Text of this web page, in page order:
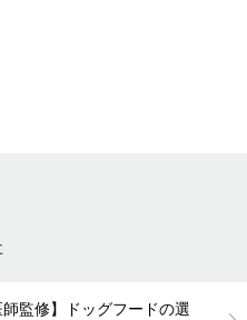
師監修】ドッグフードの選